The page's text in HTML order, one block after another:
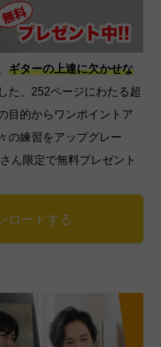
ギターの上達に欠かせな
た、252ページにわたる超
目的からワンポイントア
の練習をアップグレー
ん限定で無料プレゼント
ロードする